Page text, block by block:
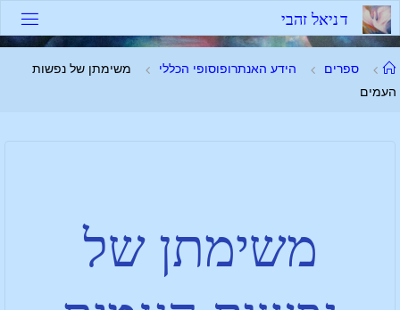
דניאל זהבי
ספרים הידע האנתרופוסופי הכללי
משימתן של נפשות
העמים
משימתן של